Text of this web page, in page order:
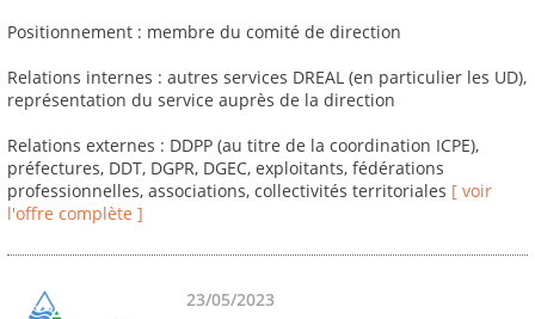
Positionnement : membre du comité de direction
Relations internes : autres services DREAL (en particulier les UD),
représentation du service auprès de la direction
Relations externes : DDPP (au titre de la coordination ICPE),
préfectures, DDT, DGPR, DGEC, exploitants, fédérations
professionnelles, associations, collectivités territoriales [ voir
l'offre complète ]
23/05/2023